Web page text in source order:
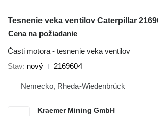
Tesnenie veka ventilov Caterpillar
Cena na požiadanie
Časti motora - tesnenie veka ventilov
Stav nový 2169604
Nemecko, Rheda-Wiedenbrück
Kraemer Mining GmbH